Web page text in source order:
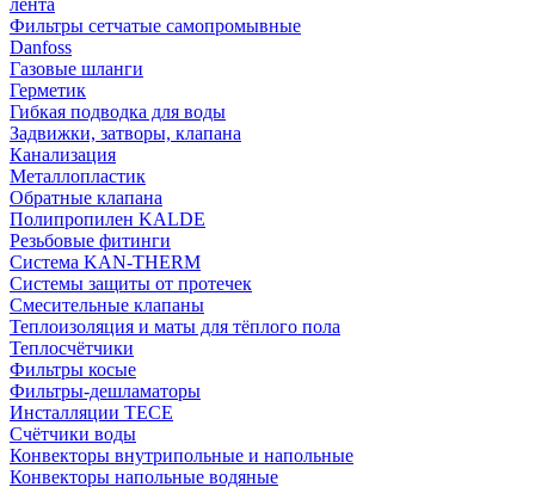
лента
Фильтры сетчатые самопромывные
Danfoss
Газовые шланги
Герметик
Гибкая подводка для воды
Задвижки, затворы, клапана
Канализация
Металлопластик
Обратные клапана
Полипропилен KALDE
Резьбовые фитинги
Система KAN-THERM
Системы защиты от протечек
Смесительные клапаны
Теплоизоляция и маты для тёплого пола
Теплосчётчики
Фильтры косые
Фильтры-дешламаторы
Инсталляции TECE
Счётчики воды
Конвекторы внутрипольные и напольные
Конвекторы напольные водяные